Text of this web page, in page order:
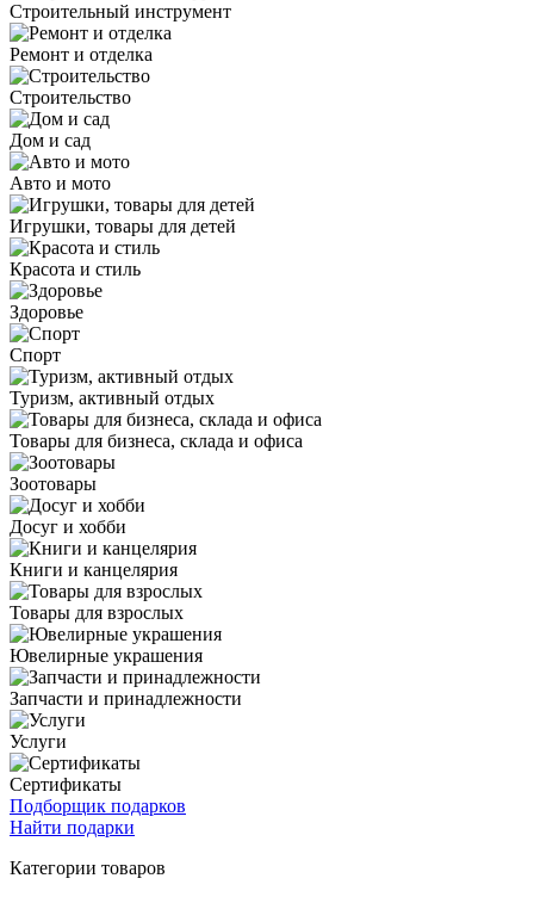
Строительный инструмент
Ремонт и отделка
Строительство
Дом и сад
Авто и мото
Игрушки, товары для детей
Красота и стиль
Здоровье
Спорт
Туризм, активный отдых
Товары для бизнеса, склада и офиса
Зоотовары
Досуг и хобби
Книги и канцелярия
Товары для взрослых
Ювелирные украшения
Запчасти и принадлежности
Услуги
Сертификаты
Подборщик подарков
Найти подарки
Категории товаров